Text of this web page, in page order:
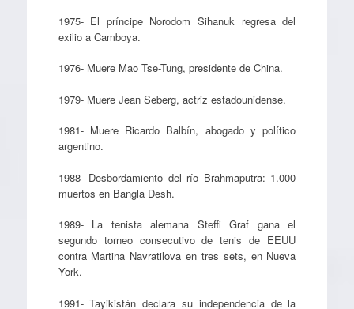
1975- El príncipe Norodom Sihanuk regresa del
exilio a Camboya.
1976- Muere Mao Tse-Tung, presidente de China.
1979- Muere Jean Seberg, actriz estadounidense.
1981- Muere Ricardo Balbín, abogado y político
argentino.
1988- Desbordamiento del río Brahmaputra: 1.000
muertos en Bangla Desh.
1989- La tenista alemana Steffi Graf gana el
segundo torneo consecutivo de tenis de EEUU
contra Martina Navratilova en tres sets, en Nueva
York.
1991- Tayikistán declara su independencia de la